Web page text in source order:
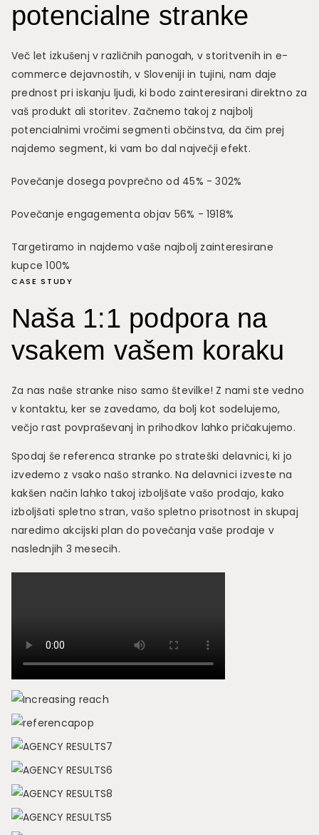
potencialne stranke
Več let izkušenj v različnih panogah, v storitvenih in e-
commerce dejavnostih, v Sloveniji in tujini, nam daje
prednost pri iskanju ljudi, ki bodo zainteresirani direktno za
vaš produkt ali storitev. Začnemo takoj z najbolj
potencialnimi vročimi segmenti občinstva, da čim prej
najdemo segment, ki vam bo dal največji efekt.
Povečanje dosega povprečno od 45% - 302%
Povečanje engagementa objav 56% - 1918%
Targetiramo in najdemo vaše najbolj zainteresirane
kupce 100%
CASE STUDY
Naša 1:1 podpora na
vsakem vašem koraku
Za nas naše stranke niso samo številke! Z nami ste vedno
v kontaktu, ker se zavedamo, da bolj kot sodelujemo,
večjo rast povpraševanj in prihodkov lahko pričakujemo.
Spodaj še referenca stranke po strateški delavnici, ki jo
izvedemo z vsako našo stranko. Na delavnici izveste na
kakšen način lahko takoj izboljšate vašo prodajo, kako
izboljšati spletno stran, vašo spletno prisotnost in skupaj
naredimo akcijski plan do povečanja vaše prodaje v
naslednjih 3 mesecih.